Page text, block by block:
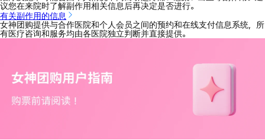
议您在来院时了解副作用相关信息后再决定是否进行。
有关副作用的信息
女神团购提供与合作医院和个人会员之间的预约和在线支付信息系统，所
有医疗咨询和服务均由各医院独立判断并直接提供。